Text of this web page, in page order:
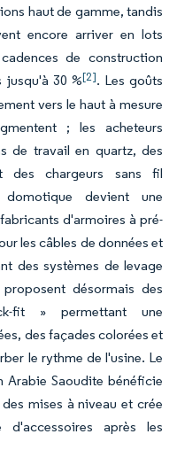
haut de gamme, tandis
encore arriver en lots
de construction
jusqu'à 30 %[2]. Les goûts
vers le haut à mesure
; les acheteurs
de travail en quartz, des
des chargeurs sans fil
devient une
d'armoires à pré-
les câbles de données et
des systèmes de levage
désormais des
fit » permettant une
des façades colorées et
le rythme de l'usine. Le
Arabie Saoudite bénéficie
mises à niveau et crée
après les